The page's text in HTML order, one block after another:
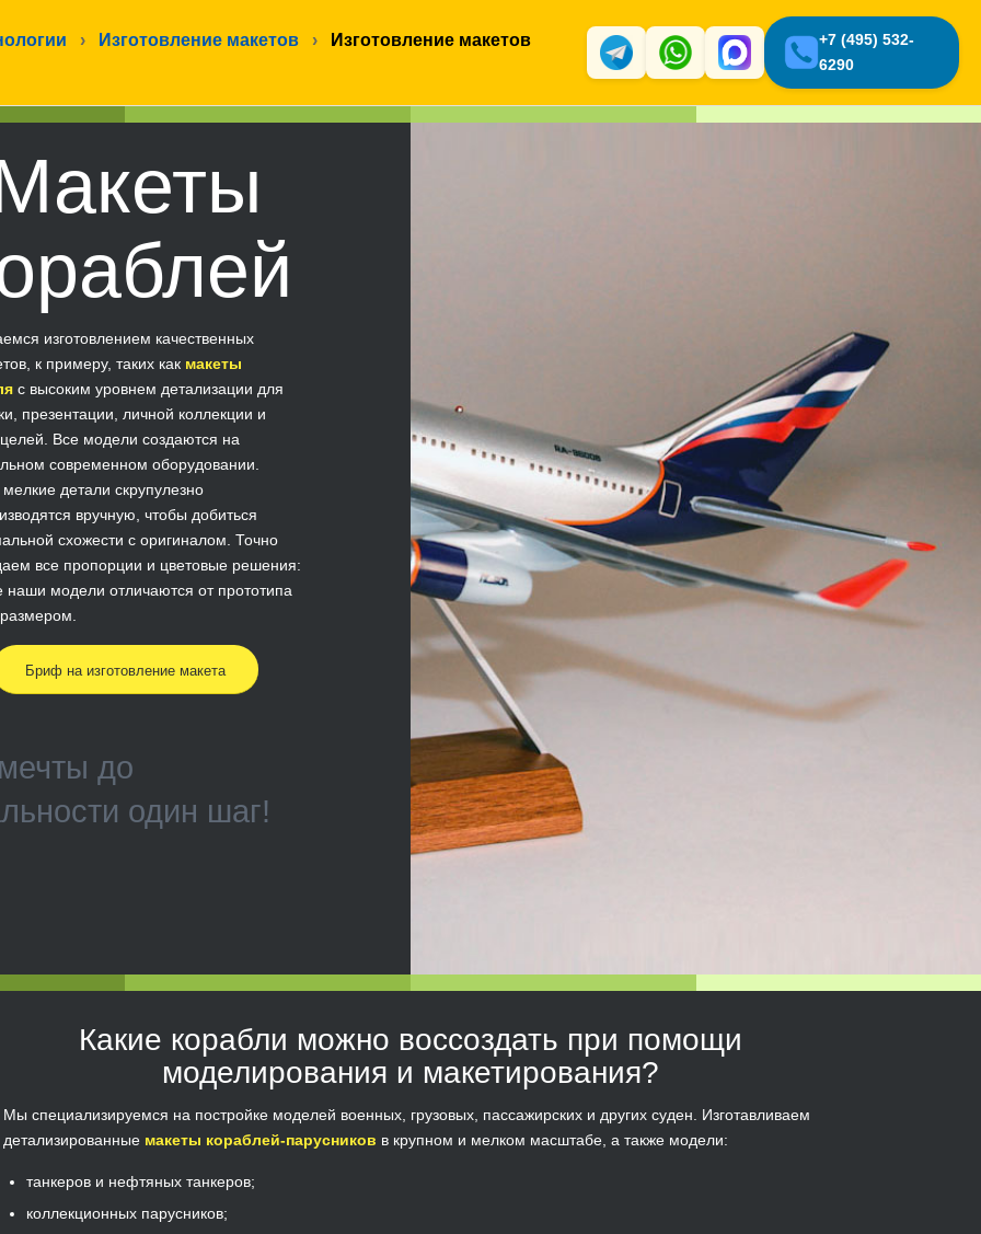
› Изготовление макетов ›
Изготовление макетов
+7 (495) 532-
6290
изготовлением качественных
к примеру, таких как макеты
с высоким уровнем детализации для
презентации, личной коллекции и
целей. Все модели создаются на
современном оборудовании.
детали скрупулезно
вручную, чтобы добиться
схожести с оригиналом. Точно
все пропорции и цветовые решения:
наши модели отличаются от прототипа
Бриф на изготовление макета
до
один шаг!
Какие корабли можно воссоздать при помощи
моделирования и макетирования?
Мы специализируемся на постройке моделей военных, грузовых, пассажирских и других суден. Изготавливаем
детализированные макеты кораблей-парусников в крупном и мелком масштабе, а также модели:
танкеров и нефтяных танкеров;
коллекционных парусников;